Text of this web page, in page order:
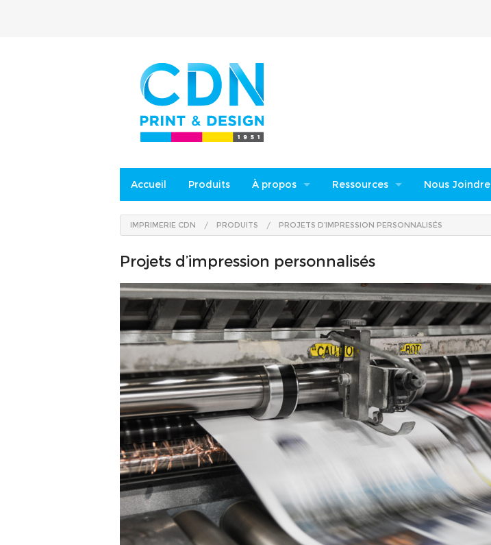
Accueil Produits À propos
Références
Ressources
Demande de prix
Conditions générales
Questions / Réponses
Nous Joindre
IMPRIMERIE CDN PRODUITS PROJETS D’IMPRESSION PERSONNALISÉS
Projets d’impression personnalisés